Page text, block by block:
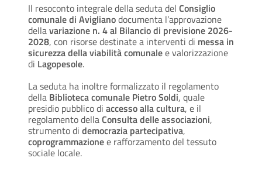
Il resoconto integrale della seduta del Consiglio
comunale di Aviglianodocumenta l’approvazione
dellavariazione n. 4 al Bilancio di previsione 2026-
2028, con risorse destinate a interventi di messa in
sicurezza della viabilità comunalee valorizzazione
di Lagopesole.
La seduta ha inoltre formalizzato il regolamento
della Biblioteca comunale Pietro Soldi, quale
presidio pubblico di accesso alla cultura, e il
regolamento dellaConsulta delle associazioni,
strumento di democrazia partecipativa,
coprogrammazionee rafforzamento del tessuto
sociale locale.